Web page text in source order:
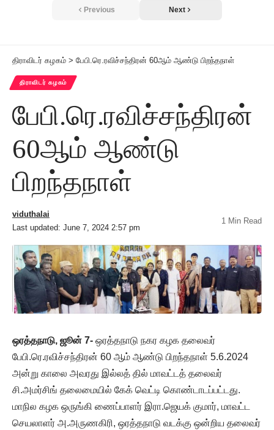
Previous Next
திராவிடர் கழகம் > பேபி.ரெ.ரவிச்சந்திரன் 60ஆம் ஆண்டு பிறந்தநாள்
திராவிடர் கழகம்
பேபி.ரெ.ரவிச்சந்திரன்
60ஆம் ஆண்டு
பிறந்தநாள்
Last updated: June 7, 2024 2:57 pm
viduthalai
1 Min Read
ஒரத்தநாடு, ஜூன் 7- ஒரத்தநாடு நகர கழக தலைவர்
பேபி.ரெ.ரவிச்சந்திரன் 60 ஆம் ஆண்டு பிறந்தநாள் 5.6.2024
அன்று காலை அவரது இல்லத் தில் மாவட்டத் தலைவர்
சி.அமர்சிங் தலைமையில் கேக் வெட்டி கொண்டாடப்பட்டது.
மாநில கழக ஒருங்கி ணைப்பாளர் இரா.ஜெயக் குமார், மாவட்ட
செயலாளர் அ.அருணகிரி, ஒரத்தநாடு வடக்கு ஒன்றிய தலைவர்